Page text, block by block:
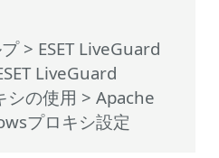
> ESET LiveGuard
LiveGuard
シの使用 > Apache
プロキシ設定